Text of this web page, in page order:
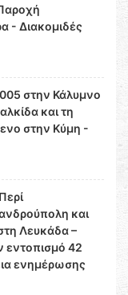
- Διακομιδές
στην Κάλυμνο
και τη
στην Κύμη -
και
Λευκάδα –
εντοπισμό 42
ενημέρωσης